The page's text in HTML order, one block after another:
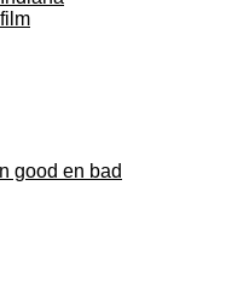
good en bad